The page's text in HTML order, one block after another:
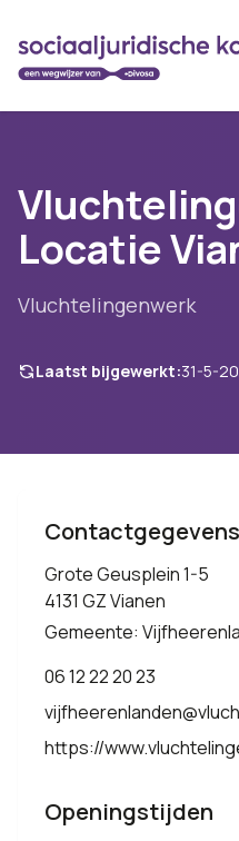
Locatie
Vluchtelingenwerk
Laatst bijgewerkt:31-5-
Contactgegevens
Grote Geusplein 1-5
4131 GZ Vianen
Gemeente:
06 12 22 20 23
https://
Openingstijden